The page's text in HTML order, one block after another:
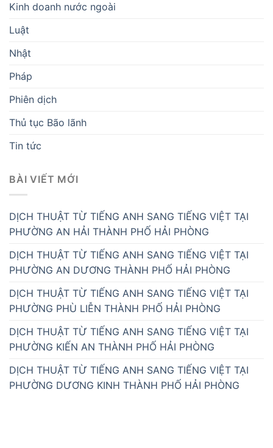
Kinh doanh nước ngoài
Luật
Nhật
Pháp
Phiên dịch
Thủ tục Bão lãnh
Tin tức
BÀI VIẾT MỚI
DỊCH THUẬT TỪ TIẾNG ANH SANG TIẾNG VIỆT TẠI
PHƯỜNG AN HẢI THÀNH PHỐ HẢI PHÒNG
DỊCH THUẬT TỪ TIẾNG ANH SANG TIẾNG VIỆT TẠI
PHƯỜNG AN DƯƠNG THÀNH PHỐ HẢI PHÒNG
DỊCH THUẬT TỪ TIẾNG ANH SANG TIẾNG VIỆT TẠI
PHƯỜNG PHÙ LIỄN THÀNH PHỐ HẢI PHÒNG
DỊCH THUẬT TỪ TIẾNG ANH SANG TIẾNG VIỆT TẠI
PHƯỜNG KIẾN AN THÀNH PHỐ HẢI PHÒNG
DỊCH THUẬT TỪ TIẾNG ANH SANG TIẾNG VIỆT TẠI
PHƯỜNG DƯƠNG KINH THÀNH PHỐ HẢI PHÒNG